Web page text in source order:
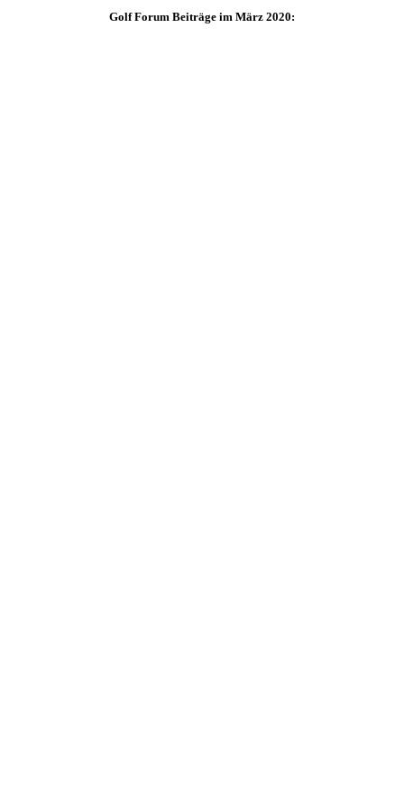
Golf Forum Beiträge im März 2020: